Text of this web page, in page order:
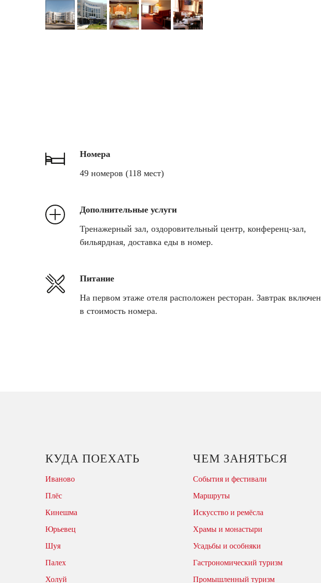
Номера
49 номеров (118 мест)
Дополнительные услуги
Тренажерный зал, оздоровительный центр, конференц-зал,
бильярдная, доставка еды в номер.
Питание
На первом этаже отеля расположен ресторан. Завтрак включен
в стоимость номера.
КУДА ПОЕХАТЬ
Иваново
Плёс
Кинешма
Юрьевец
Шуя
Палех
Холуй
ЧЕМ ЗАНЯТЬСЯ
События и фестивали
Маршруты
Искусство и ремёсла
Храмы и монастыри
Усадьбы и особняки
Гастрономический туризм
Промышленный туризм